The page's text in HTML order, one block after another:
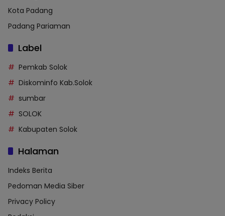
Kota Padang
Padang Pariaman
Label
Pemkab Solok
Diskominfo Kab.Solok
sumbar
SOLOK
Kabupaten Solok
Halaman
Indeks Berita
Pedoman Media Siber
Privacy Policy